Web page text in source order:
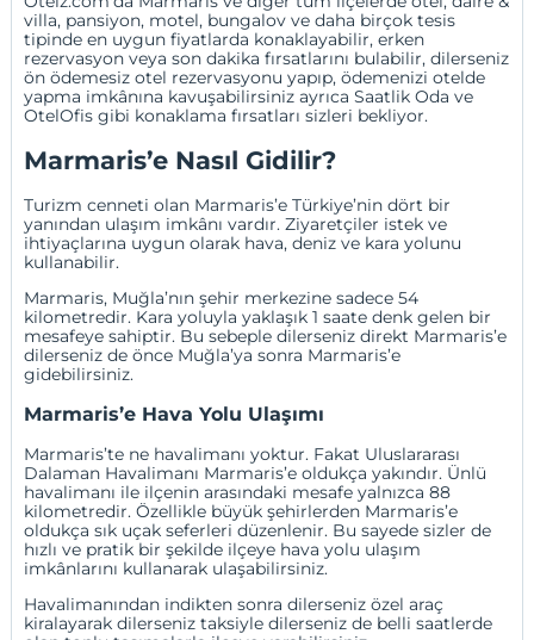
villa, pansiyon, motel, bungalov ve daha birçok tesis
tipinde en uygun fiyatlarda konaklayabilir,erken
rezervasyon veyason dakika fırsatlarını bulabilir, dilerseniz
ön ödemesiz otel rezervasyonu yapıp, ödemenizi otelde
yapma imkânına kavuşabilirsiniz ayrıcaSaatlik Oda ve
OtelOfis gibi konaklama fırsatları sizleri bekliyor.
Marmaris’e Nasıl Gidilir?
Turizm cenneti olan Marmaris’e Türkiye’nin dört bir
yanından ulaşım imkânı vardır. Ziyaretçiler istek ve
ihtiyaçlarına uygun olarak hava, deniz ve kara yolunu
kullanabilir.
Marmaris, Muğla’nın şehir merkezine sadece 54
kilometredir. Kara yoluyla yaklaşık 1 saate denk gelen bir
mesafeye sahiptir. Bu sebeple dilerseniz direkt Marmaris’e
dilerseniz de önce Muğla’ya sonra Marmaris’e
gidebilirsiniz.
Marmaris’e Hava Yolu Ulaşımı
Marmaris’te ne havalimanı yoktur. Fakat Uluslararası
Dalaman Havalimanı Marmaris’e oldukça yakındır. Ünlü
havalimanı ile ilçenin arasındaki mesafe yalnızca 88
kilometredir. Özellikle büyük şehirlerden Marmaris’e
oldukça sık uçak seferleri düzenlenir. Bu sayede sizler de
hızlı ve pratik bir şekilde ilçeye hava yolu ulaşım
imkânlarını kullanarak ulaşabilirsiniz.
Havalimanından indikten sonra dilerseniz özel araç
kiralayarak dilerseniz taksiyle dilerseniz de belli saatlerde